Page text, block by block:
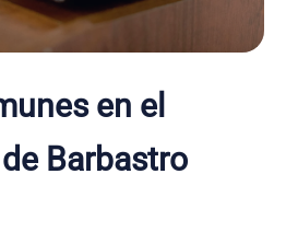
en el
de Barbastro